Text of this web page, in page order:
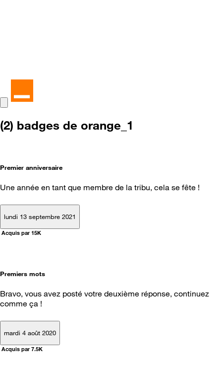
(2) badges de orange_1
Premier anniversaire
Une année en tant que membre de la tribu, cela se fête !
lundi 13 septembre 2021
Acquis par 15K
Premiers mots
Bravo, vous avez posté votre deuxième réponse, continuez
comme ça !
mardi 4 août 2020
Acquis par 7.5K